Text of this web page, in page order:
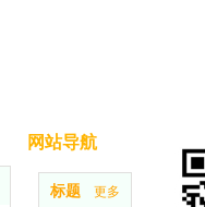
标题 更多
网站导航